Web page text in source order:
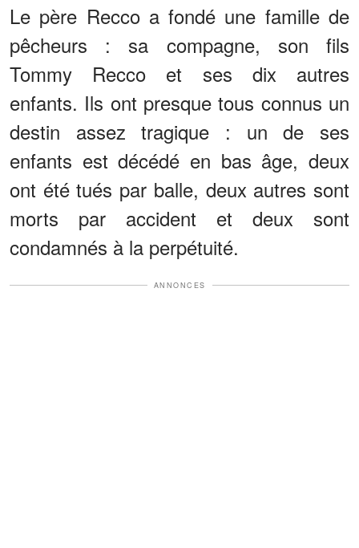
Le père Recco a fondé une famille de
pêcheurs : sa compagne, son fils
Tommy Recco et ses dix autres
enfants. Ils ont presque tous connus un
destin assez tragique : un de ses
enfants est décédé en bas âge, deux
ont été tués par balle, deux autres sont
morts par accident et deux sont
condamnés à la perpétuité.
ANNONCES